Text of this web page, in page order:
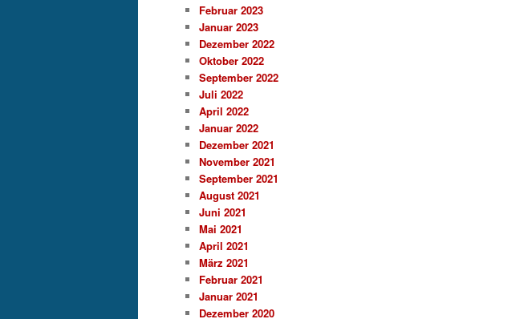
Februar 2023
Januar 2023
Dezember 2022
Oktober 2022
September 2022
Juli 2022
April 2022
Januar 2022
Dezember 2021
November 2021
September 2021
August 2021
Juni 2021
Mai 2021
April 2021
März 2021
Februar 2021
Januar 2021
Dezember 2020